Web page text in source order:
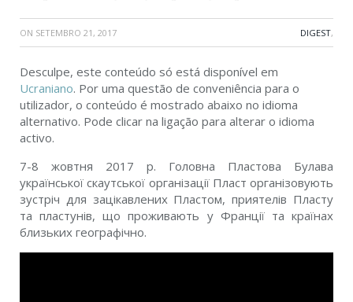
ON SETEMBRO 21, 2017 DIGEST,
Desculpe, este conteúdo só está disponível em
Ucraniano. Por uma questão de conveniência para o
utilizador, o conteúdo é mostrado abaixo no idioma
alternativo. Pode clicar na ligação para alterar o idioma
activo.
7-8 жовтня 2017 р. Головна Пластова Булава
української скаутської організації Пласт організовують
зустріч для зацікавлених Пластом, приятелів Пласту
та пластунів, що проживають у Франції та країнах
близьких географічно.